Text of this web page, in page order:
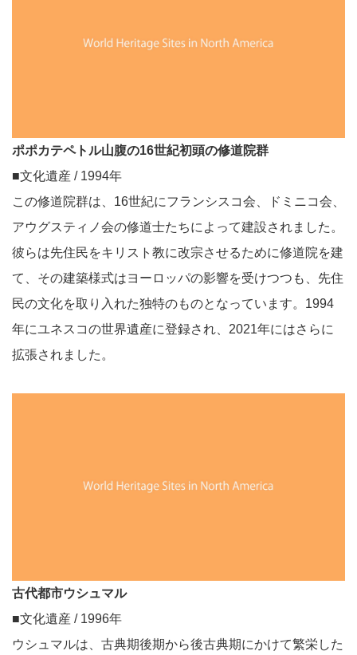
ポポカテペトル山腹の16世紀初頭の修道院群
■文化遺産 / 1994年
この修道院群は、16世紀にフランシスコ会、ドミニコ会、
アウグスティノ会の修道士たちによって建設されました。
彼らは先住民をキリスト教に改宗させるために修道院を建
て、その建築様式はヨーロッパの影響を受けつつも、先住
民の文化を取り入れた独特のものとなっています。1994
年にユネスコの世界遺産に登録され、2021年にはさらに
拡張されました。
古代都市ウシュマル
■文化遺産 / 1996年
ウシュマルは、古典期後期から後古典期にかけて繁栄した